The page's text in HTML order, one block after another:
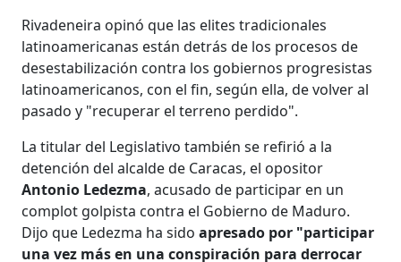
Rivadeneira opinó que las elites tradicionales
latinoamericanas están detrás de los procesos de
desestabilización contra los gobiernos progresistas
latinoamericanos, con el fin, según ella, de volver al
pasado y "recuperar el terreno perdido".
La titular del Legislativo también se refirió a la
detención del alcalde de Caracas, el opositor
Antonio Ledezma, acusado de participar en un
complot golpista contra el Gobierno de Maduro.
Dijo que Ledezma ha sidoapresado por "participar
una vez más en una conspiración para derrocar